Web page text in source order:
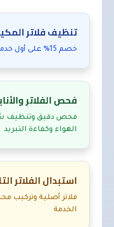
تنظيف فلاتر
خصم 15% على أول خدمة تنظيف فلتر لك
فحص الفلاتر
فحص دقيق وتنظيف
الهواء وكفاءة التبريد
استبدال الفلاتر
فلاتر أصلية وتركيب
الخدمة